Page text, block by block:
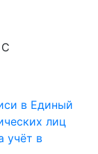
в Единый
лиц
учёт в